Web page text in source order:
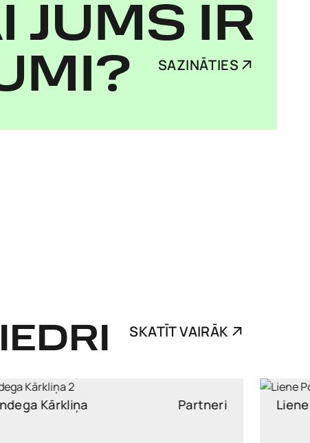
JUMS IR
SAZINĀTIES
SKATĪT VAIRĀK
Liene Pommere Partneri